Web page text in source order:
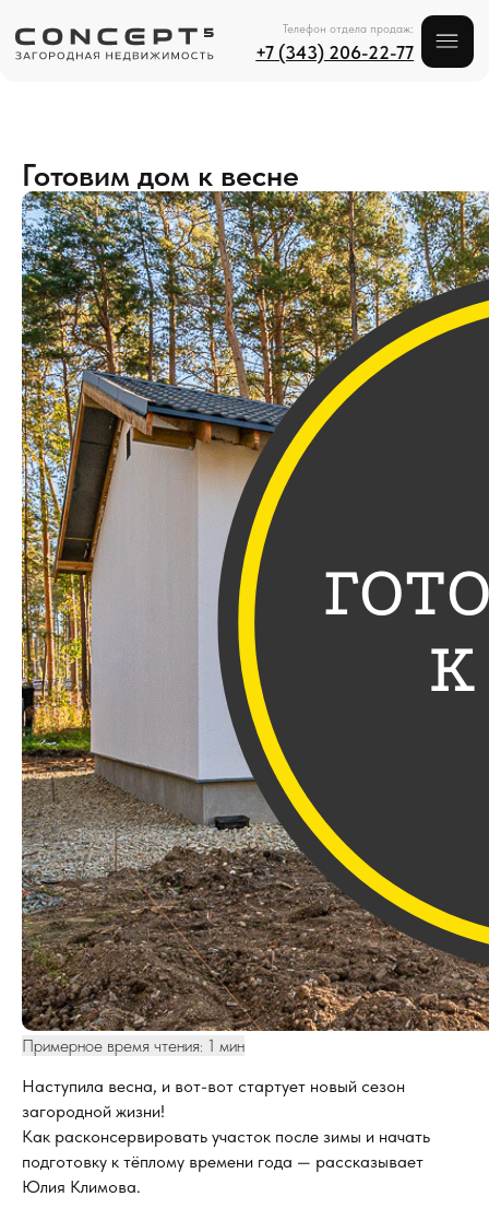
+7 (343) 206-22-77
Готовим дом к весне
Примерное время чтения: 1 мин
Наступила весна, и вот-вот стартует новый сезон
загородной жизни!
Как расконсервировать участок после зимы и начать
подготовку к тёплому времени года — рассказывает
Юлия Климова.